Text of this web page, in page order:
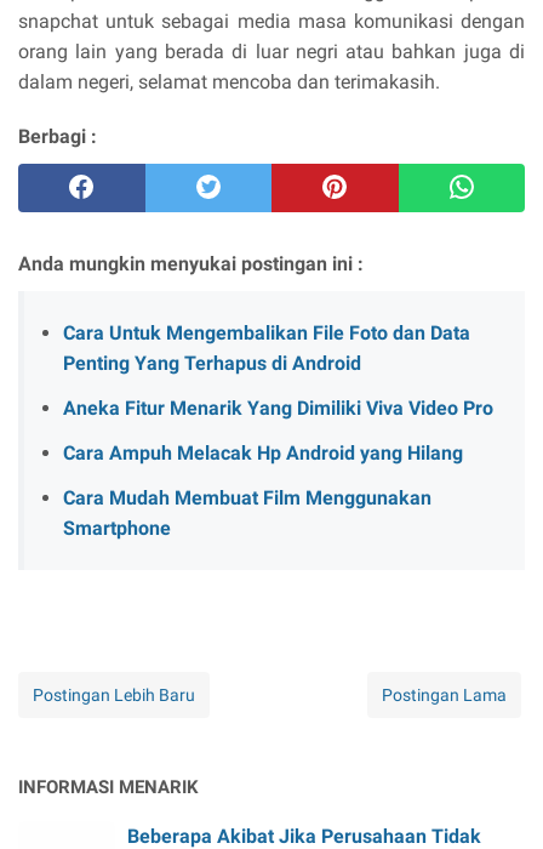
snapchat untuk sebagai media masa komunikasi dengan
orang lain yang berada di luar negri atau bahkan juga di
dalam negeri, selamat mencoba dan terimakasih.
Berbagi :
Anda mungkin menyukai postingan ini :
Cara Untuk Mengembalikan File Foto dan Data
Penting Yang Terhapus di Android
Aneka Fitur Menarik Yang Dimiliki Viva Video Pro
Cara Ampuh Melacak Hp Android yang Hilang
Cara Mudah Membuat Film Menggunakan
Smartphone
Postingan Lebih Baru Postingan Lama
INFORMASI MENARIK
Beberapa Akibat Jika Perusahaan Tidak